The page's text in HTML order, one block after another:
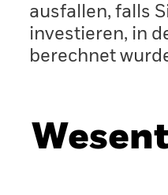
ausfallen, falls
investieren, in
berechnet